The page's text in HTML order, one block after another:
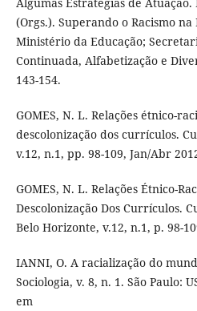
(Orgs.). Superando o Racismo na
Ministério da Educação;
Continuada, Alfabetização e
143-154.
GOMES, N. L. Relações étnico-
descolonização dos currículos.
v.12, n.1, pp. 98-109, Jan/Abr
GOMES, N. L. Relações Étnico-
Descolonização Dos Currículos.
Belo Horizonte, v.12, n.1, p. 98-
IANNI, O. A racialização do
Sociologia, v. 8, n. 1. São Paulo:
em